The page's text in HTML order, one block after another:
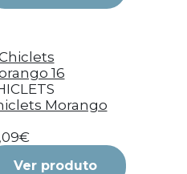
Morango
Ver produto